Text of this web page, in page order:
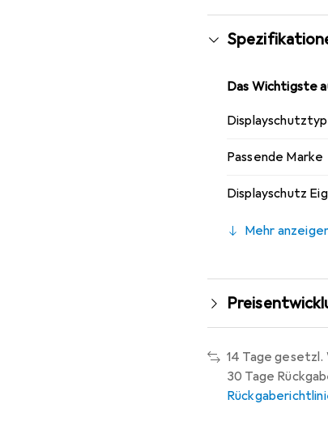
Konstruktion,
Das Wichtigste
Displayschutztyp
Passende Marke
Displayschutz
Mehr
14 Tage
30 Tage